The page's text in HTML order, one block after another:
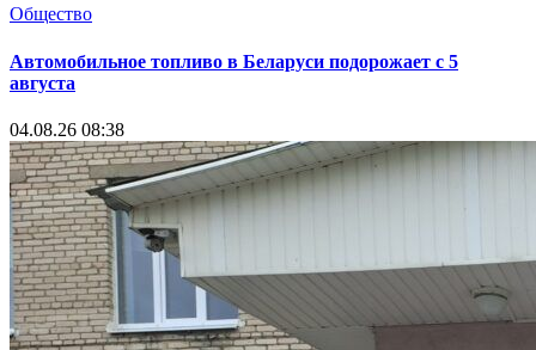
Общество
Автомобильное топливо в Беларуси подорожает с 5
августа
04.08.26 08:38